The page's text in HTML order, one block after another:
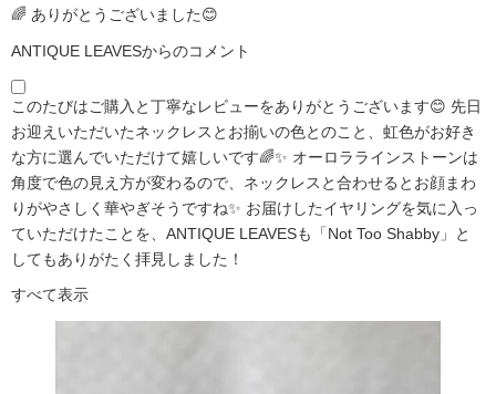
🌈 ありがとうございました😊
ANTIQUE LEAVESからのコメント
このたびはご購入と丁寧なレビューをありがとうございます😊 先日
お迎えいただいたネックレスとお揃いの色とのこと、虹色がお好き
な方に選んでいただけて嬉しいです🌈✨ オーロララインストーンは
角度で色の見え方が変わるので、ネックレスと合わせるとお顔まわ
りがやさしく華やぎそうですね✨ お届けしたイヤリングを気に入っ
ていただけたことを、ANTIQUE LEAVESも「Not Too Shabby」と
してもありがたく拝見しました！
すべて表示